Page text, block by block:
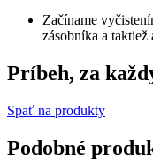
Začíname
zásobníka a taktiež
Príbeh, za
Spať na produkty
Podobné